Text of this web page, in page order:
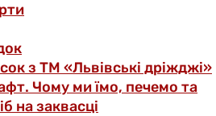
з ТМ «Львівські дріжджі»
Чому ми їмо, печемо та
на заквасці